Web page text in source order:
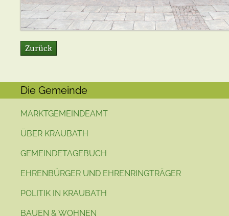
Zurück
Die Gemeinde
MARKTGEMEINDEAMT
ÜBER KRAUBATH
GEMEINDETAGEBUCH
EHRENBÜRGER UND EHRENRINGTRÄGER
POLITIK IN KRAUBATH
BAUEN & WOHNEN